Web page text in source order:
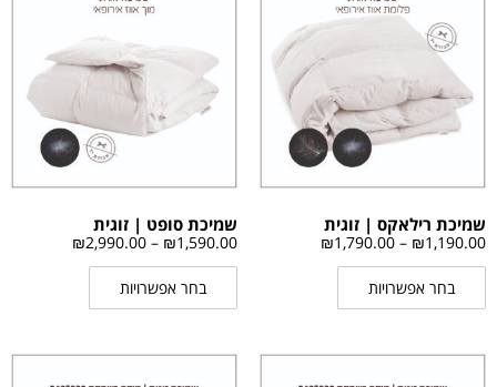
שמיכת רילאקס | זוגית
₪1,190.00
–
₪1,790.00
בחר אפשרויות
שמיכת סופט | זוגית
₪1,590.00
–
₪2,990.00
בחר אפשרויות